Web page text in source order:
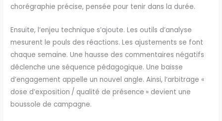
chorégraphie précise, pensée pour tenir dans la durée.
Ensuite, l’enjeu technique s’ajoute. Les outils d’analyse
mesurent le pouls des réactions. Les ajustements se font
chaque semaine. Une hausse des commentaires négatifs
déclenche une séquence pédagogique. Une baisse
d’engagement appelle un nouvel angle. Ainsi, l’arbitrage «
dose d’exposition / qualité de présence » devient une
boussole de campagne.